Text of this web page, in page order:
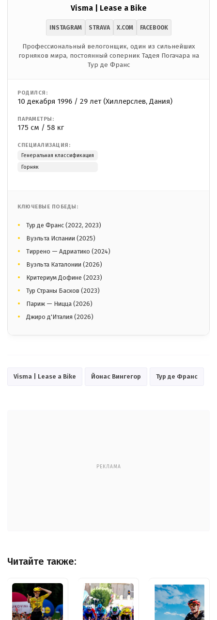
Visma | Lease a Bike
INSTAGRAM STRAVA X.COM FACEBOOK
Профессиональный велогонщик, один из сильнейших
горняков мира, постоянный соперник Тадея Погачара на
Тур де Франс
РОДИЛСЯ:
10 декабря 1996 / 29 лет (Хиллерслев, Дания)
ПАРАМЕТРЫ:
175 см / 58 кг
СПЕЦИАЛИЗАЦИЯ:
Генеральная классификация
Горняк
КЛЮЧЕВЫЕ ПОБЕДЫ:
Тур де Франс (2022, 2023)
Вуэльта Испании (2025)
Тиррено — Адриатико (2024)
Вуэльта Каталонии (2026)
Критериум Дофине (2023)
Тур Страны Басков (2023)
Париж — Ницца (2026)
Джиро д'Италия (2026)
Visma | Lease a Bike Йонас Вингегор Тур де Франс
РЕКЛАМА
Читайте также: